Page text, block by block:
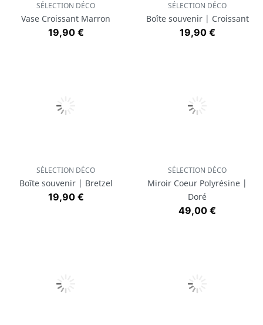
SÉLECTION DÉCO
Vase Croissant Marron
Prix
19,90 €
SÉLECTION DÉCO
Boîte souvenir | Croissant
Prix
19,90 €
SÉLECTION DÉCO
Boîte souvenir | Bretzel
Prix
19,90 €
SÉLECTION DÉCO
Miroir Coeur Polyrésine |
Doré
Prix
49,00 €